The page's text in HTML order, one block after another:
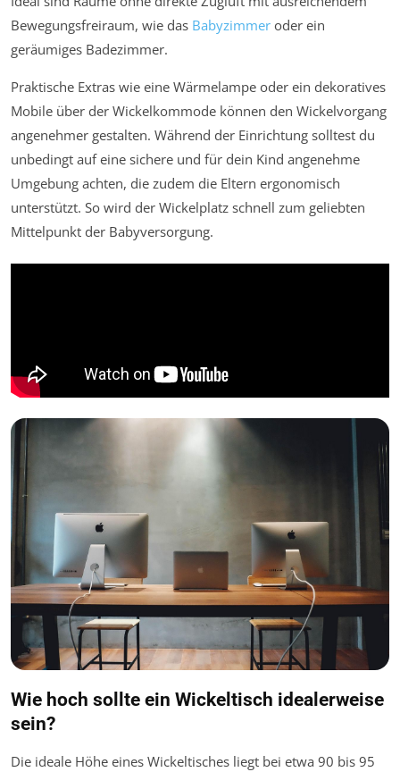
Bewegungsfreiraum, wie das Babyzimmer oder ein
geräumiges Badezimmer.
Praktische Extras wie eine Wärmelampe oder ein dekoratives
Mobile über der Wickelkommode können den Wickelvorgang
angenehmer gestalten. Während der Einrichtung solltest du
unbedingt auf eine sichere und für dein Kind angenehme
Umgebung achten, die zudem die Eltern ergonomisch
unterstützt. So wird der Wickelplatz schnell zum geliebten
Mittelpunkt der Babyversorgung.
Wie hoch sollte ein Wickeltisch idealerweise
sein?
Die ideale Höhe eines Wickeltisches liegt bei etwa 90 bis 95